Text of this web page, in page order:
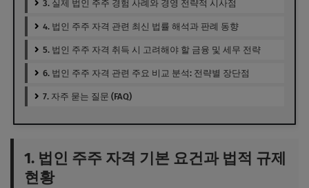
3. 실제 법인 주주 경험 사례와 경영 전략적 시사점
4. 법인 주주 자격 관련 최신 법률 해석과 판례 동향
5. 법인 주주 자격 취득 시 고려해야 할 금융 및 세무 전략
6. 법인 주주 자격 관련 주요 비교 분석: 전략별 장단점
7. 자주 묻는 질문 (FAQ)
1. 법인 주주 자격 기본 요건과 법적 규제
현황